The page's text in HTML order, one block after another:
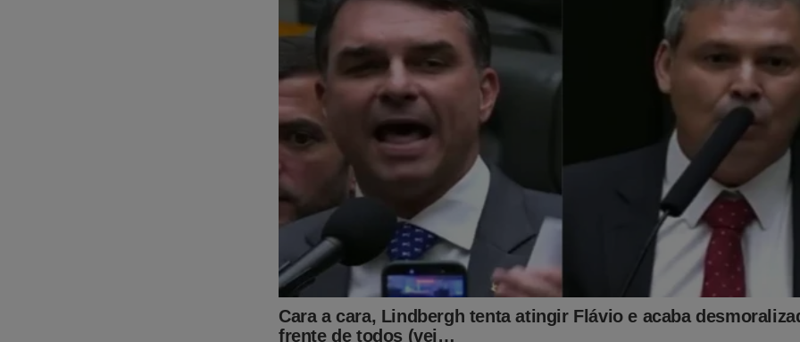
Precisamos da sua ajuda! Siga nossa nova página no Facebook:
https://www.facebook.com/jornaldacidadeonline2
Não existe mais outra saída!
O "sistema" conseguiu o que queria: Calou todas as vozes conservadoras.
Poucos restaram... Nós do Jornal da Cidade Online estamos sobrevivendo com
dificuldade.